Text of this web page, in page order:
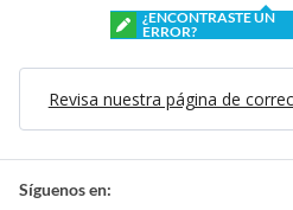
¿ENCONTRASTE UN
ERROR?
Revisa nuestra página de
Síguenos en: